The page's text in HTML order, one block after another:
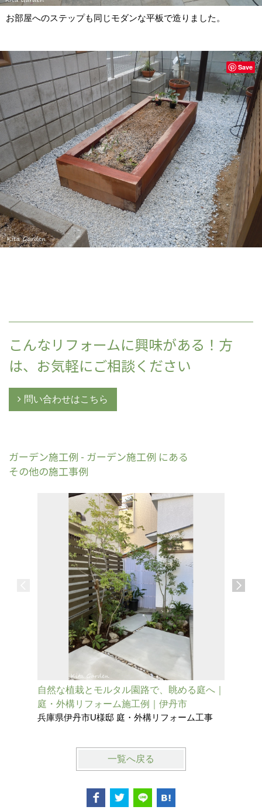
お部屋へのステップも同じモダンな平板で造りました。
Save
こんなリフォームに興味がある！方
は、お気軽にご相談ください
問い合わせはこちら
ガーデン施工例 - ガーデン施工例 にある
その他の施工事例
自然な植栽とモルタル園路で、眺める庭へ｜
庭・外構リフォーム施工例｜伊丹市
兵庫県伊丹市U様邸 庭・外構リフォーム工事
一覧へ戻る